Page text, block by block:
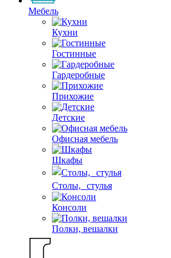
Мебель
Кухни
Гостинные
Гардеробные
Прихожие
Детские
Офисная мебель
Шкафы
Столы, стулья
Консоли
Полки, вешалки